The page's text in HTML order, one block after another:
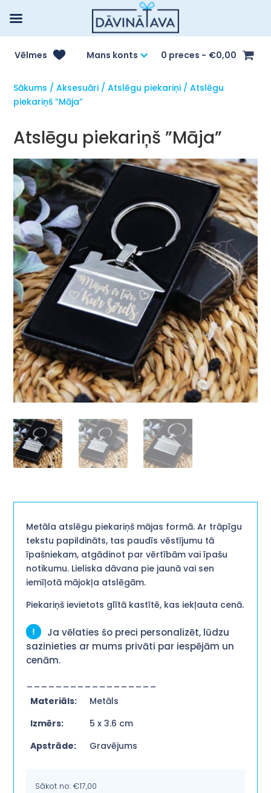
Vēlmes Mans konts 0 preces €0,00
Sākums /Aksesuāri /Atslēgu piekariņi / Atslēgu
piekariņš ”Māja”
Atslēgu piekariņš ”Māja”
Metāla atslēgu piekariņš mājas formā. Ar trāpīgu
tekstu papildināts, tas paudīs vēstījumu tā
īpašniekam, atgādinot par vērtībām vai īpašu
notikumu. Lieliska dāvana pie jaunā vai sen
iemīļotā mājokļa atslēgām.
Piekariņš ievietots glītā kastītē, kas iekļauta cenā.
Ja vēlaties šo preci personalizēt, lūdzu
sazinieties ar mums privāti par iespējām un
cenām.
Materiāls:
Metāls
Izmērs:
5 x 3.6 cm
Apstrāde:
Gravējums
Sākot no:€17,00